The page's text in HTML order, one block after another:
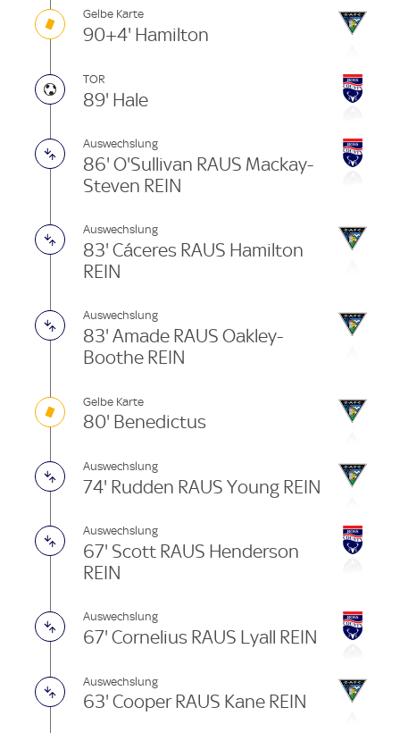
Gelbe Karte
90+4' Hamilton
TOR
89' Hale
Auswechslung
86' O'Sullivan RAUS Mackay-
Steven REIN
Auswechslung
83' Cáceres RAUS Hamilton
REIN
Auswechslung
83' Amade RAUS Oakley-
Boothe REIN
Gelbe Karte
80' Benedictus
Auswechslung
74' Rudden RAUS Young REIN
Auswechslung
67' Scott RAUS Henderson
REIN
Auswechslung
67' Cornelius RAUS Lyall REIN
Auswechslung
63' Cooper RAUS Kane REIN